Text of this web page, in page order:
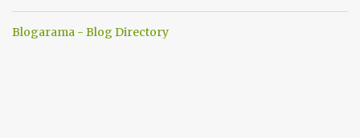
Blogarama - Blog Directory